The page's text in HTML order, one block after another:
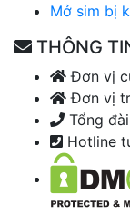
Mở sim bị
THÔNG
Đơn vị
Đơn vị
Tổng
Hotline